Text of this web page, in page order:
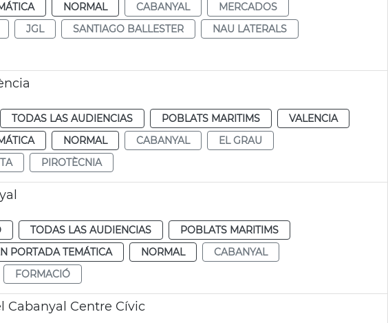
NORMAL CABANYAL
MERCADOS
JGL SANTIAGO BALLESTER
NAU LATERALS
TODAS LAS AUDIENCIAS POBLATS MARITIMS
VALENCIA
NORMAL CABANYAL
EL GRAU
PIROTÈCNIA
TODAS LAS AUDIENCIAS
POBLATS MARITIMS
PORTADA TEMÁTICA NORMAL
CABANYAL
FORMACIÓ
Cabanyal Centre Cívic